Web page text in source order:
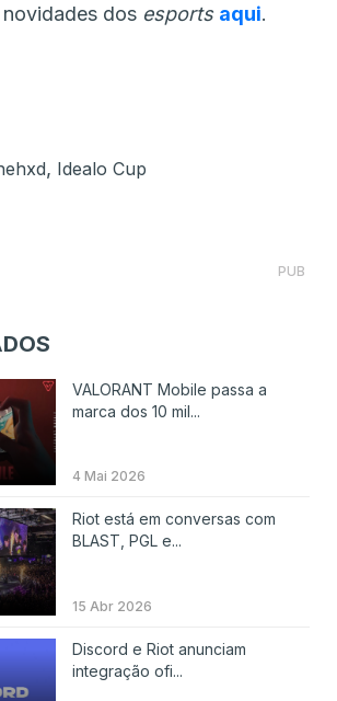
dos esports aqui.
, Idealo Cup
PUB
VALORANT Mobile passa a
marca dos 10 mil...
4 Mai 2026
Riot está em conversas com
BLAST, PGL e...
15 Abr 2026
Discord e Riot anunciam
integração ofi...